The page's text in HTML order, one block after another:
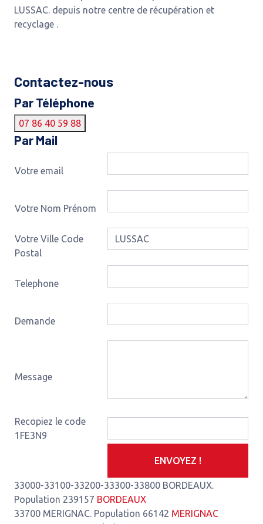
LUSSAC. depuis notre centre de récupération et
recyclage .
Contactez-nous
Par Téléphone
07 86 40 59 88
Par Mail
Votre email
Votre Nom Prénom
Votre Ville Code
Postal
Telephone
Demande
Message
Recopiez le code
1FE3N9
ENVOYEZ !
33000-33100-33200-33300-33800 BORDEAUX.
Population 239157 BORDEAUX
33700 MERIGNAC. Population 66142 MERIGNAC